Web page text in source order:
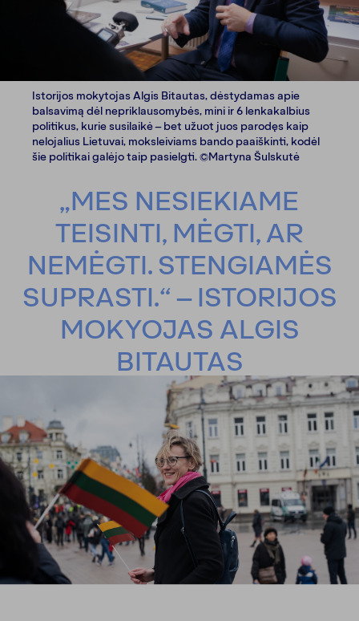
Istorijos mokytojas Algis Bitautas, dėstydamas apie
balsavimą dėl nepriklausomybės, mini ir 6 lenkakalbius
politikus, kurie susilaikė – bet užuot juos parodęs kaip
nelojalius Lietuvai, moksleiviams bando paaiškinti, kodėl
šie politikai galėjo taip pasielgti. ©Martyna Šulskutė
„MES NESIEKIAME
TEISINTI, MĖGTI, AR
NEMĖGTI. STENGIAMĖS
SUPRASTI.“ – ISTORIJOS
MOKYOJAS ALGIS
BITAUTAS